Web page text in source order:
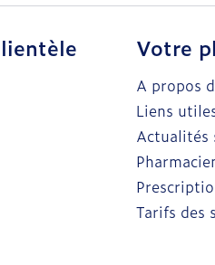
Votre
A propos
Liens
Actualités
Tarifs des